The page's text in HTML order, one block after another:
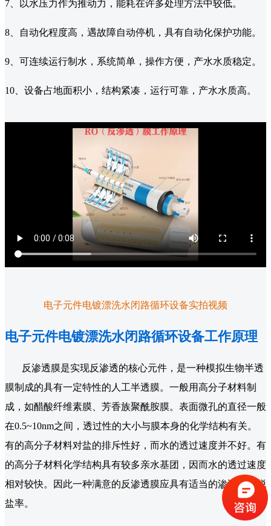
7、以水压力作为推动力，能耗在许多处理方法中较低。
8、自动化程度高，遇故障自动停机，具有自动化保护功能。
9、可连续运行制水，系统简单，操作方便，产水水质稳定。
10、设备占地面积小，结构紧凑，运行可靠，产水水质高。
电子元件电镀漂洗水闭路循环设备实拍视频
电子元件电镀漂洗水闭路循环设备工作原理
反渗透膜是实现反渗透的核心元件，是一种模拟生物半透
膜制成的具有一定特性的人工半透膜。一般用高分子材料制
成，如醋酸纤维素膜、芳香族聚酰胺膜。表面微孔的直径一般
在0.5~10nm之间，透过性的大小与膜本身的化学结构有关。
有的高分子材料对盐的排斥性好，而水的透过速度并不好。有
的高分子材料化学结构具有较多亲水基团，因而水的透过速度
相对较快。因此一种满意的反渗透膜应具有适当的渗透量或脱
盐率。